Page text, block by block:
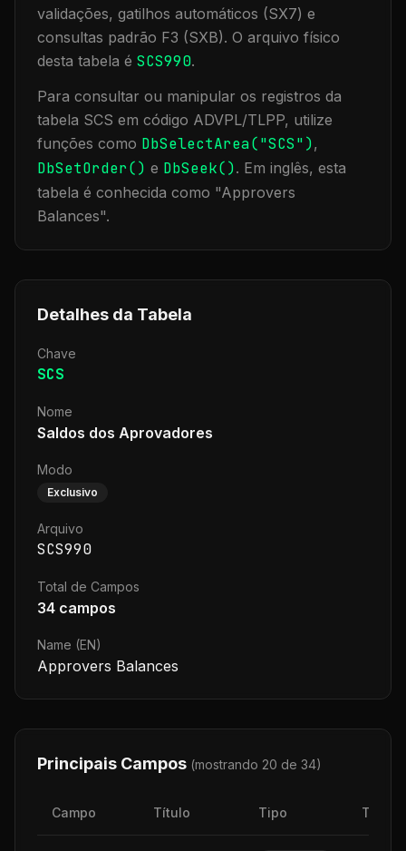
validações, gatilhos automáticos (SX7) e
consultas padrão F3 (SXB). O arquivo físico
desta tabela é SCS990.
Para consultar ou manipular os registros da
tabela SCS em código ADVPL/TLPP, utilize
funções como DbSelectArea("SCS"),
DbSetOrder() e DbSeek(). Em inglês, esta
tabela é conhecida como "Approvers
Balances".
Detalhes da Tabela
Chave
SCS
Nome
Saldos dos Aprovadores
Modo
Exclusivo
Arquivo
SCS990
Total de Campos
34 campos
Name (EN)
Approvers Balances
Principais Campos (mostrando 20 de 34)
Campo Título Tipo